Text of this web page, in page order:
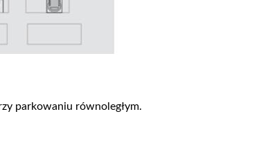
parkowaniu równoległym.